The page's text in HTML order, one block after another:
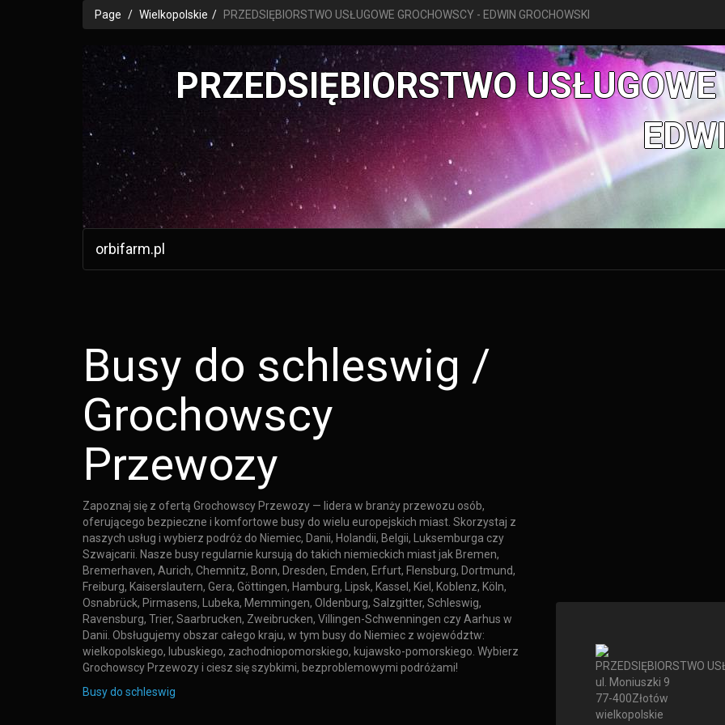
Page Wielkopolskie PRZEDSIĘBIORSTWO USŁUGOWE GROCHOWSCY - EDWIN GROCHOWSKI
PRZEDSIĘBIORSTWO
orbifarm.pl
Busy do schleswig /
Grochowscy
Przewozy
Zapoznaj się z ofertą Grochowscy Przewozy — lidera w branży przewozu osób,
oferującego bezpieczne i komfortowe busy do wielu europejskich miast. Skorzystaj z
naszych usług i wybierz podróż do Niemiec, Danii, Holandii, Belgii, Luksemburga czy
Szwajcarii. Nasze busy regularnie kursują do takich niemieckich miast jak Bremen,
Bremerhaven, Aurich, Chemnitz, Bonn, Dresden, Emden, Erfurt, Flensburg, Dortmund,
Freiburg, Kaiserslautern, Gera, Göttingen, Hamburg, Lipsk, Kassel, Kiel, Koblenz, Köln,
Osnabrück, Pirmasens, Lubeka, Memmingen, Oldenburg, Salzgitter, Schleswig,
Ravensburg, Trier, Saarbrucken, Zweibrucken, Villingen-Schwenningen czy Aarhus w
Danii. Obsługujemy obszar całego kraju, w tym busy do Niemiec z województw:
wielkopolskiego, lubuskiego, zachodniopomorskiego, kujawsko-pomorskiego. Wybierz
Grochowscy Przewozy i ciesz się szybkimi, bezproblemowymi podróżami!
Busy do schleswig
PRZEDSIĘBIORSTWO
ul. Moniuszki 9
77-400Złotów
wielkopolskie